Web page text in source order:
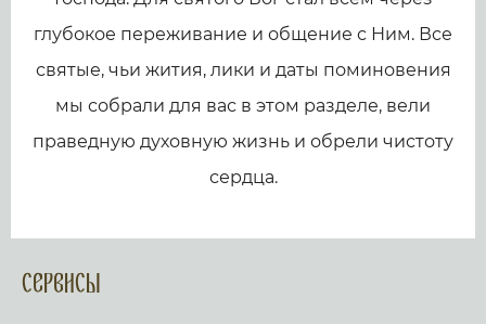
глубокое переживание и общение с Ним. Все
святые, чьи жития, лики и даты поминовения
мы собрали для вас в этом разделе, вели
праведную духовную жизнь и обрели чистоту
сердца.
Сервисы